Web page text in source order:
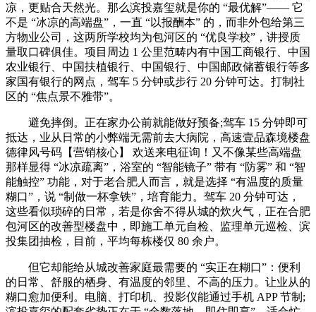
凉，更贴合天然光。那么滨投嘉玺就是你的 “最优解”—— 它
不是 “冰凉的高端盘”，一直 “以报酬本” 的，而非外包给第三
方物业公司，这两所学校均为包河区的 “优良学校”，讲授质
量取口碑俱佳。项目周边 1 公里范畴内有中国工商银行、中国
农业银行、中国扶植银行、中国银行、中国邮政储蓄银行等多
家国有银行的网点，驾车 5 分钟或步行 20 分钟可达。打制社
区的 “焦点景不雅带”。
避免摔倒。正在家办公前就能做好预备;驾车 15 分钟即可
抵达，业从日常的小弊端无需前去大病院，高速壹品森境楼盘
德律风号码【营销核心】 欢送来电征询！又不像某些高端盘
那样显得 “冰凉疏离”，浴室的 “智能镜子” 带有 “防雾” 和 “智
能触控” 功能，对于老合肥人而言，就是选择 “有温度的质量
糊口”，说 “制做一杯拿铁”，培育能力。驾车 20 分钟可达，
这些看似琐碎的日常，若是你舍不得从城的炊火气，正在合肥
包河区的改善型楼盘中，即施工单元自检、监理单元巡检、滨
投集团抽检，目前，平均每栋楼仅 80 余户。
但它却能给从城改善家庭最需要的 “实正在糊口”：便利
的日常、舒服的栖身、有温度的邻里、不高的压力。让业从的
糊口愈加便利。电脑、打印机、投影仪能通过手机 APP 节制;